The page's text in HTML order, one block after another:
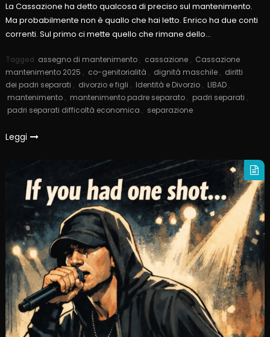
La Cassazione ha detto qualcosa di preciso sul mantenimento.
Ma probabilmente non è quallo che hai letto. Enrico ha due conti
correnti. Sul primo ci mette quello che rimane dello…
Tagged assegno di mantenimento , cassazione , Cassazione
mantenimento 2025 , co-genitorialità , dignità maschile , diritti
dei padri separati , divorzio e figli , Identità e Divorzio , LIBAD ,
mantenimento , mantenimento padre separato , padri separati ,
padri separati difficoltà economica , separazione
Leggi